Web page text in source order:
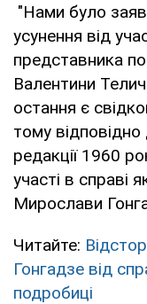
"Нами було
усунення від
представника
Валентини
остання є
тому
редакції 1960
участі в справі
Мирослави
Читайте:
Гонгадзе від
подробиці